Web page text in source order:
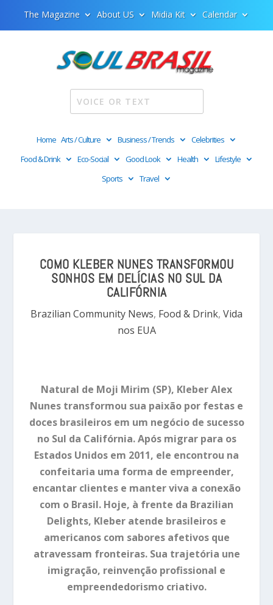
The Magazine About US Midia Kit Calendar
Home Arts / Culture Business / Trends
Celebrities
Food & Drink
Eco-Social Good Look Health
Lifestyle
Sports
Travel
COMO KLEBER NUNES TRANSFORMOU
SONHOS EM DELÍCIAS NO SUL DA
CALIFÓRNIA
Brazilian Community News, Food & Drink, Vida
nos EUA
Natural de Moji Mirim (SP), Kleber Alex
Nunes transformou sua paixão por festas e
doces brasileiros em um negócio de sucesso
no Sul da Califórnia. Após migrar para os
Estados Unidos em 2011, ele encontrou na
confeitaria uma forma de empreender,
encantar clientes e manter viva a conexão
com o Brasil. Hoje, à frente da Brazilian
Delights, Kleber atende brasileiros e
americanos com sabores afetivos que
atravessam fronteiras. Sua trajetória une
imigração, reinvenção profissional e
empreendedorismo criativo.